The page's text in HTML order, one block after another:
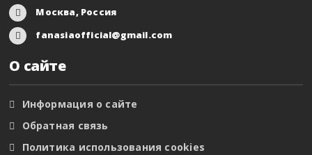
Москва, Россия
fanasiaofficial@gmail.com
О сайте
Информация о сайте
Обратная связь
Политика использования cookies